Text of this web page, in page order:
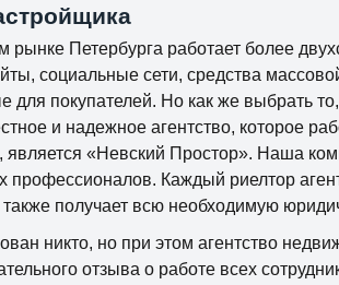
Петербурга работает более
социальные сети, средства
для покупателей. Но как же выбрать
и надежное агентство, которое
является «Невский Простор». Наша
Каждый риелтор
получает всю необходимую
никто, но при этом агентство
отзыва о работе всех